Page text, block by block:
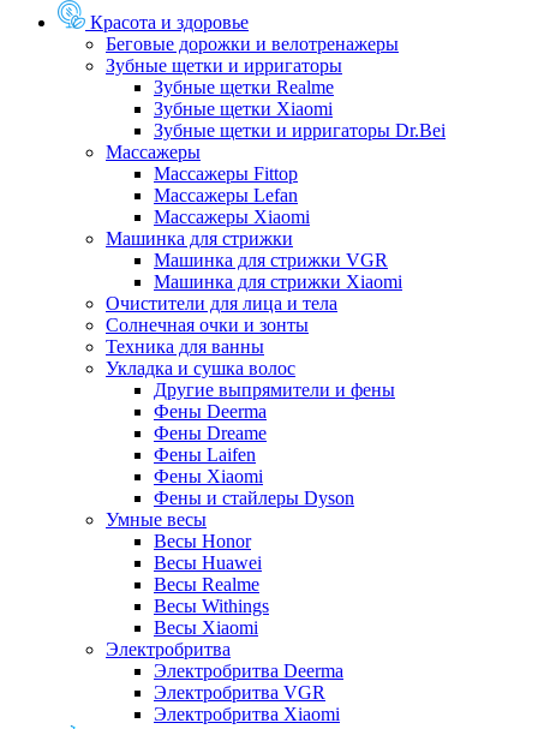
Красота и здоровье
Беговые дорожки и велотренажеры
Зубные щетки и ирригаторы
Зубные щетки Realme
Зубные щетки Xiaomi
Зубные щетки и ирригаторы Dr.Bei
Массажеры
Массажеры Fittop
Массажеры Lefan
Массажеры Xiaomi
Машинка для стрижки
Машинка для стрижки VGR
Машинка для стрижки Xiaomi
Очистители для лица и тела
Солнечная очки и зонты
Техника для ванны
Укладка и сушка волос
Другие выпрямители и фены
Фены Deerma
Фены Dreame
Фены Laifen
Фены Xiaomi
Фены и стайлеры Dyson
Умные весы
Весы Honor
Весы Huawei
Весы Realme
Весы Withings
Весы Xiaomi
Электробритва
Электробритва Deerma
Электробритва VGR
Электробритва Xiaomi